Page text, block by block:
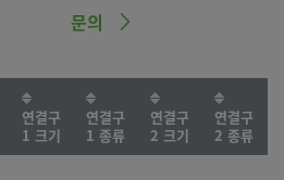
문의
연결구
1 크기
연결구
1 종류
연결구
2 크기
연결구
2 종류